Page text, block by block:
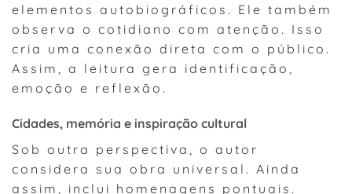
elementos autobiográficos. Ele também
observa o cotidiano com atenção. Isso
cria uma conexão direta com o público.
Assim, a leitura gera identificação,
emoção e reflexão.
Cidades, memória e inspiração cultural
Sob outra perspectiva, o autor
considera sua obra universal. Ainda
assim, inclui homenagens pontuais.